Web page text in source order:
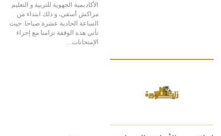
الأكاديمية الجهوية للتربية و التعليم
مراكش أسفي، و ذلك ابتداء من
الساعة الحادية عشرة صباحا. حيث
تأتي هذه الوقفة تزامنا مع إجراء
الإمتحانات…